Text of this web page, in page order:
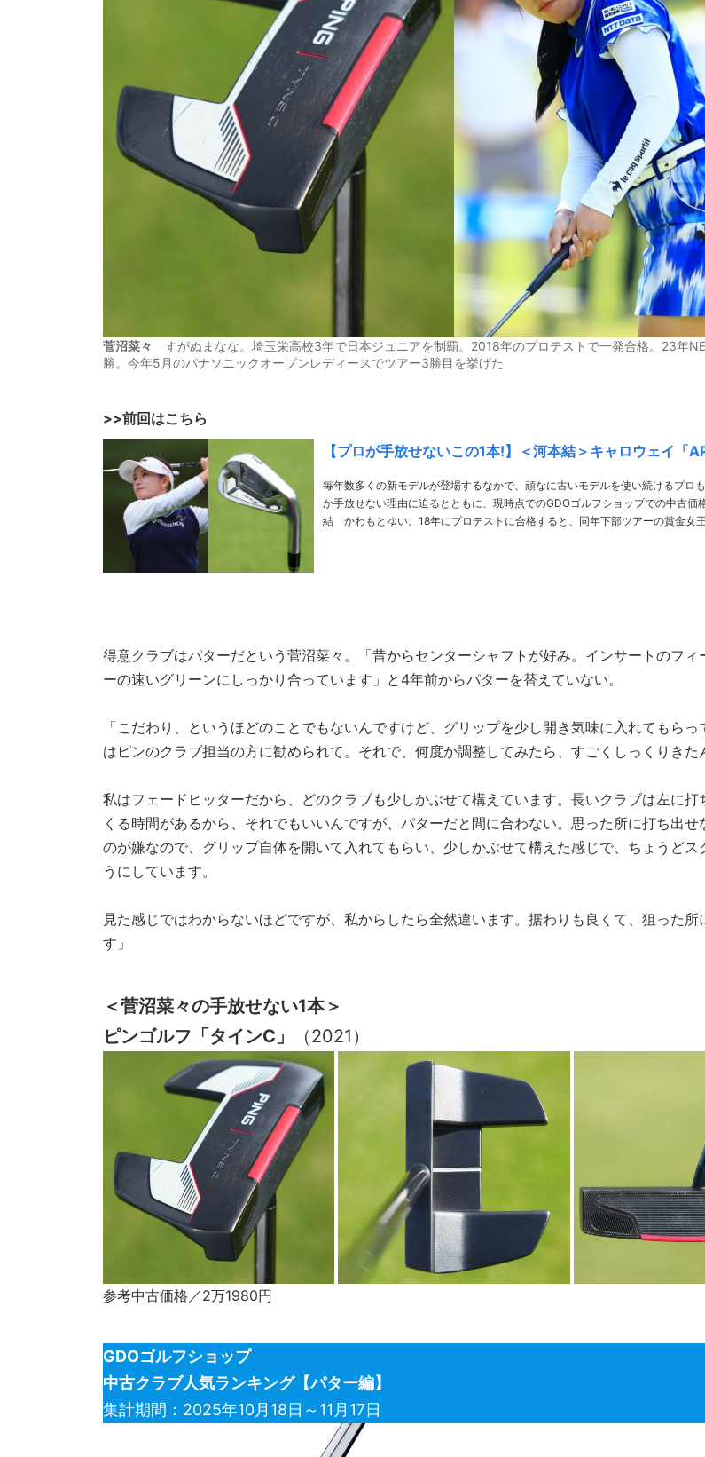
菅沼菜々
すがぬまなな。埼玉栄高校3年で日本ジュニアを制覇。2018年のプロテストで一発合格。23年
勝。今年5月のパナソニックオープンレディースでツアー3勝目を挙げた
>>前回はこちら
【プロが手放せないこの1本!】＜河本結＞キャロウェイ「
毎年数多くの新モデルが登場するなかで、頑なに古いモデルを使い続けるプロ
か手放せない理由に迫るとともに、現時点でのGDOゴルフショップでの中古価格を
結 かわもとゆい。18年にプロテストに合格すると、同年下部ツアーの賞金女
得意クラブはパターだという菅沼菜々。「昔からセンターシャフトが好み。インサートのフィ
ーの速いグリーンにしっかり合っています」と4年前からパターを替えていない。
「こだわり、というほどのことでもないんですけど、グリップを少し開き気味に入れてもら
はピンのクラブ担当の方に勧められて。それで、何度か調整してみたら、すごくしっくりきた
私はフェードヒッターだから、どのクラブも少しかぶせて構えています。長いクラブは左に打
くる時間があるから、それでもいいんですが、パターだと間に合わない。思った所に打ち出せ
のが嫌なので、グリップ自体を開いて入れてもらい、少しかぶせて構えた感じで、ちょうどス
うにしています。
見た感じではわからないほどですが、私からしたら全然違います。据わりも良くて、狙った所
す」
＜菅沼菜々の手放せない1本＞
ピンゴルフ「タインC」
（2021）
参考中古価格／2万1980円
GDOゴルフショップ
中古クラブ人気ランキング【パター編】
集計期間：2025年10月18日～11月17日